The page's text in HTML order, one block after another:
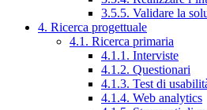
3.5.5. Validare la
4. Ricerca progettuale
4.1. Ricerca primaria
4.1.1. Interviste
4.1.2. Questionari
4.1.3. Test di
4.1.4. Web analytics